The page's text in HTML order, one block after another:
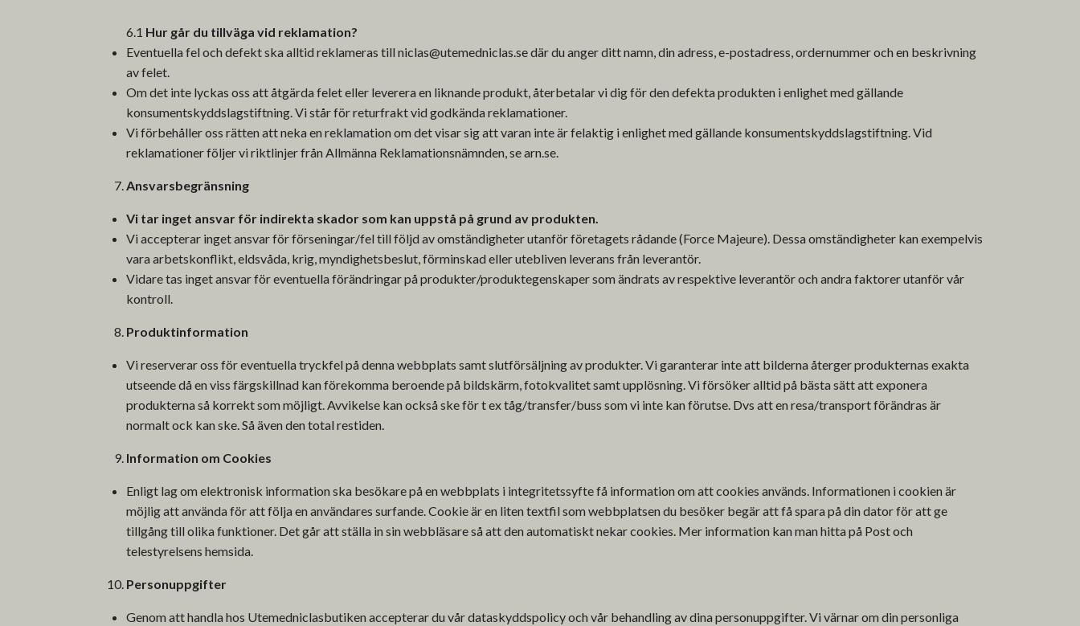
6.1 Hur går du tillväga vid reklamation?
Eventuella fel och defekt ska alltid reklameras tillniclas@utemedniclas.sedär du anger ditt namn, din adress, e-postadress, ordernummer och en beskrivning
av felet.
Om det inte lyckas oss att åtgärda felet eller leverera en liknande produkt, återbetalar vi dig för den defekta produkten i enlighet med gällande
konsumentskyddslagstiftning. Vi står för returfrakt vid godkända reklamationer.
Vi förbehåller oss rätten att neka en reklamation om det visar sig att varan inte är felaktig i enlighet med gällande konsumentskyddslagstiftning. Vid
reklamationer följer vi riktlinjer från Allmänna Reklamationsnämnden, se arn.se.
Ansvarsbegränsning
Vi tar inget ansvar för indirekta skador som kan uppstå på grund av produkten.
Vi accepterar inget ansvar för förseningar/fel till följd av omständigheter utanför företagets rådande (Force Majeure). Dessa omständigheter kan exempelvis
vara arbetskonflikt, eldsvåda, krig, myndighetsbeslut, förminskad eller utebliven leverans från leverantör.
Vidare tas inget ansvar för eventuella förändringar på produkter/produktegenskaper som ändrats av respektive leverantör och andra faktorer utanför vår
kontroll.
Produktinformation
Vi reserverar oss för eventuella tryckfel på denna webbplats samt slutförsäljning av produkter. Vi garanterar inte att bilderna återger produkternas exakta
utseende då en viss färgskillnad kan förekomma beroende på bildskärm, fotokvalitet samt upplösning. Vi försöker alltid på bästa sätt att exponera
produkterna så korrekt som möjligt. Avvikelse kan också ske för t ex tåg/transfer/buss som vi inte kan förutse. Dvs att en resa/transport förändras är
normalt ock kan ske. Så även den total restiden.
Information om Cookies
Enligt lag om elektronisk information ska besökare på en webbplats i integritetssyfte få information om att cookies används. Informationen i cookien är
möjlig att använda för att följa en användares surfande. Cookie är en liten textfil som webbplatsen du besöker begär att få spara på din dator för att ge
tillgång till olika funktioner. Det går att ställa in sin webbläsare så att den automatiskt nekar cookies. Mer information kan man hitta på Post och
telestyrelsens hemsida.
Personuppgifter
Genom att handla hos Utemedniclasbutiken accepterar du vår dataskyddspolicy och vår behandling av dina personuppgifter. Vi värnar om din personliga